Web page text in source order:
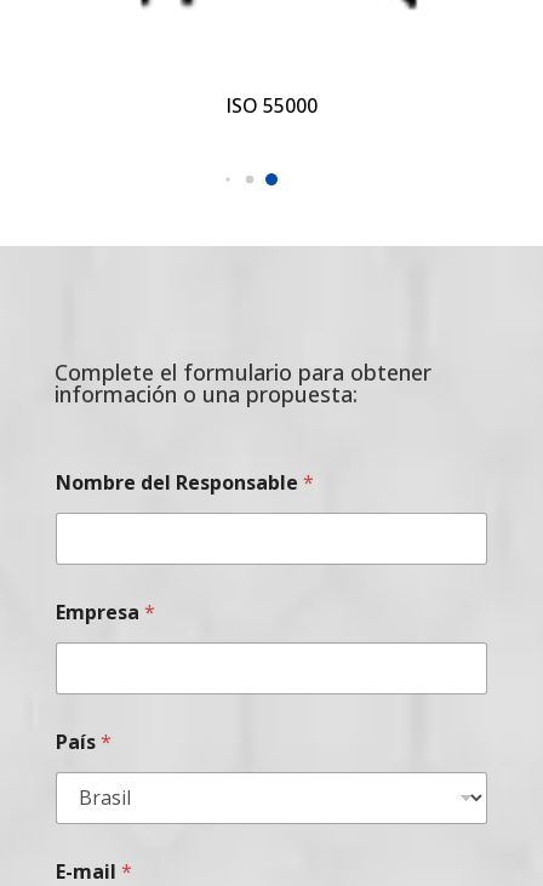
PBQP-H SiAC
Complete el formulario para obtener
información o una propuesta:
Nombre del Responsable *
Empresa *
País*
E-mail *